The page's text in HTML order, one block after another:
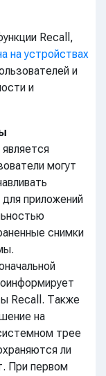
Recall,
на устройствах
и
и
могут
приложений
снимки
Recall. Также
на
трее
ли
При первом